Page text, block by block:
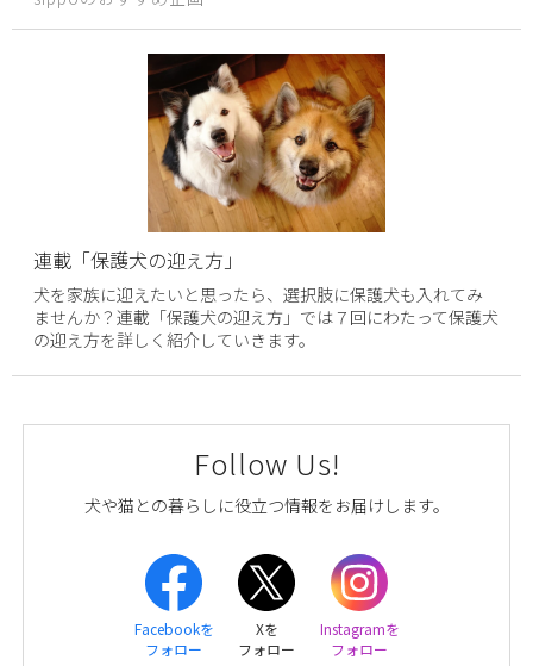
連載「保護犬の迎え方」
犬を家族に迎えたいと思ったら、選択肢に保護犬も入れてみ
ませんか？連載「保護犬の迎え方」では７回にわたって保護犬
の迎え方を詳しく紹介していきます。
Follow Us!
犬や猫との暮らしに役立つ情報をお届けします。
Facebookを
フォロー
Xを
フォロー
Instagramを
フォロー